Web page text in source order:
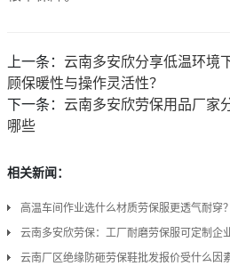
上一条： 云南多安欣分享低温环境
顾保暖性与操作灵活性？
下一条： 云南多安欣劳保用品厂家
哪些
相关新闻：
高温车间作业选什么材质劳保服更透气耐穿？
云南多安欣劳保：工厂耐磨劳保服可定制企
云南厂区绝缘防砸劳保鞋批发报价受什么因